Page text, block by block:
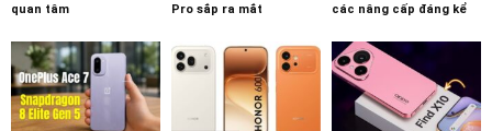
quan tâm
Pro sắp ra mắt
các nâng cấp đáng kể